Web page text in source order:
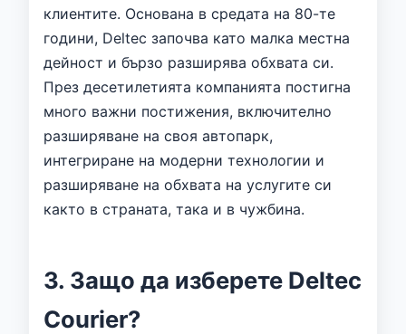
клиентите. Основана в средата на 80-те
години, Deltec започва като малка местна
дейност и бързо разширява обхвата си.
През десетилетията компанията постигна
много важни постижения, включително
разширяване на своя автопарк,
интегриране на модерни технологии и
разширяване на обхвата на услугите си
както в страната, така и в чужбина.
3. Защо да изберете Deltec
Courier?